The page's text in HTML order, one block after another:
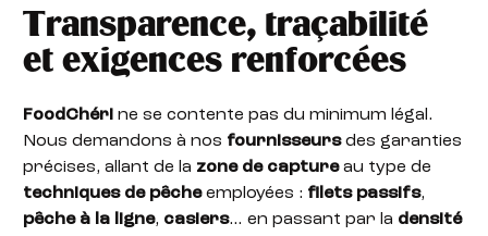
Transparence, traçabilité
et exigences renforcées
FoodChéri ne se contente pas du minimum légal.
Nous demandons à nos fournisseursdes garanties
précises, allant de la zone de captureau type de
techniques de pêcheemployées : filets passifs,
pêche à la ligne, casiers… en passant par la densité